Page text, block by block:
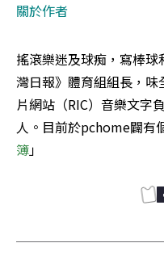
關於作者
搖滾樂迷及球痴，寫棒
灣日報》體育組組長，
片網站（RIC）音樂文字
人。目前於pchome闢有
簿」